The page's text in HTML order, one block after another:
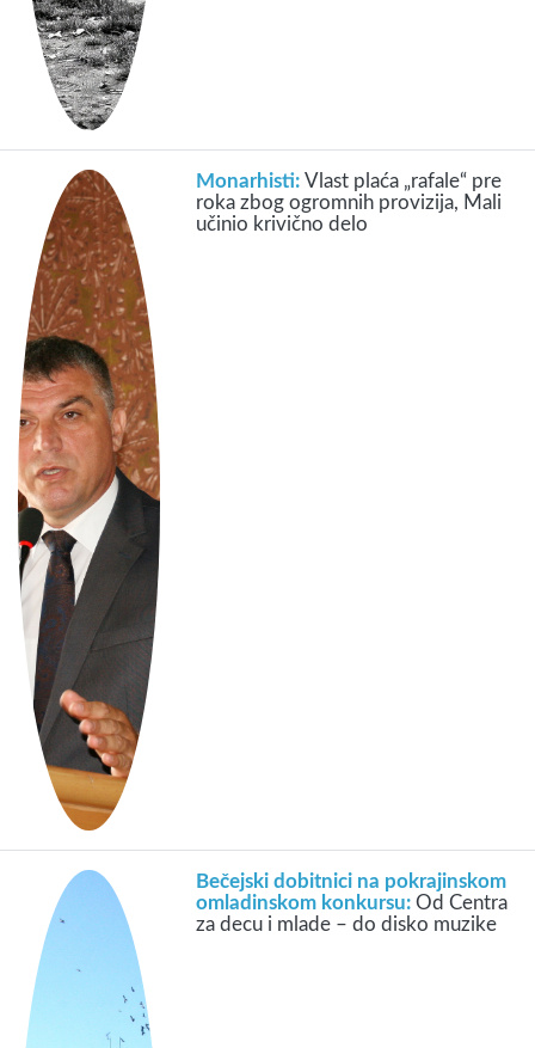
Monarhisti:Vlast plaća „rafale“ pre
roka zbog ogromnih provizija, Mali
učinio krivično delo
Bečejski dobitnici na pokrajinskom
omladinskom konkursu:Od Centra
za decu i mlade – do disko muzike